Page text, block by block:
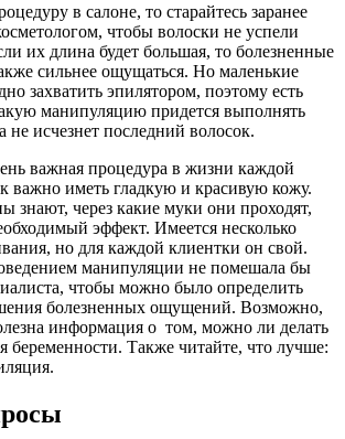
в салоне, то старайтесь заранее
чтобы волоски не успели
их длина будет большая, то болезненные
сильнее ощущаться. Но маленькие
захватить эпилятором, поэтому есть
манипуляцию придется выполнять
не исчезнет последний волосок.
важная процедура в жизни каждой
важно иметь гладкую и красивую кожу.
знают, через какие муки они проходят,
эффект. Имеется несколько
но для каждой клиентки он свой.
манипуляции не помешала бы
чтобы можно было определить
болезненных ощущений. Возможно,
информация о том, можно ли делать
беременности. Также читайте, что лучше: